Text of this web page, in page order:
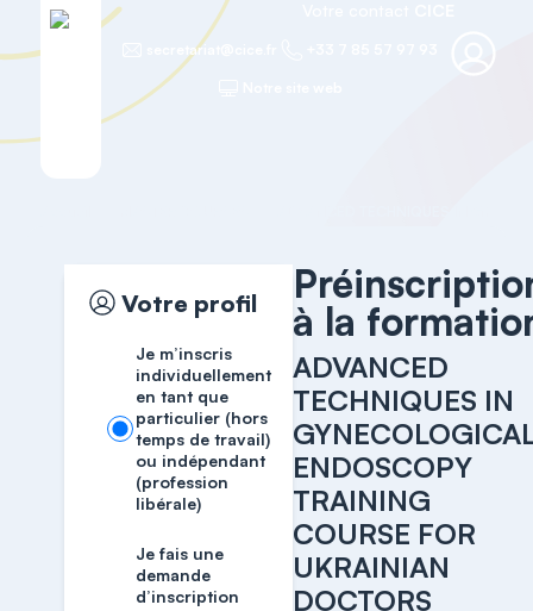
secretariat@cice.fr
Votre profil
Je m’inscris
individuellement
en tant que
particulier (hors
temps de travail)
ou indépendant
(profession
libérale)
Je fais une
demande
d’inscription
à la
ADVANCED
TECHNIQUES IN
ENDOSCOPY
TRAINING
COURSE FOR
UKRAINIAN
DOCTORS